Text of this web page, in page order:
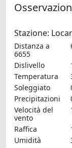
Stazione:
Distanza a
6655
Dislivello
Temperatura
Soleggiato
Precipitazioni
Velocità del
vento
Raffica
Umidità